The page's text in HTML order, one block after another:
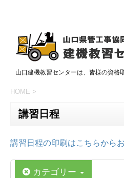
山口建機教習センターは、皆様の資格
HOME >
講習日程
講習日程の印刷はこちらから
カテゴリー